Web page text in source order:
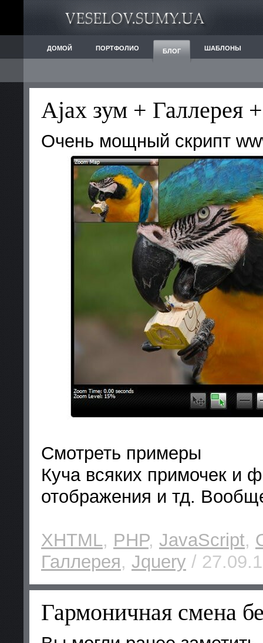
ДОМОЙ ПОРТФОЛИО БЛОГ ШАБЛОНЫ
Ajax зум + Галлерея
Очень мощный скрипт
Смотреть примеры
Куча всяких примочек и
отображения и тд.
XHTML, PHP, JavaScript,
Галлерея, Jquery /
Гармоничная смена